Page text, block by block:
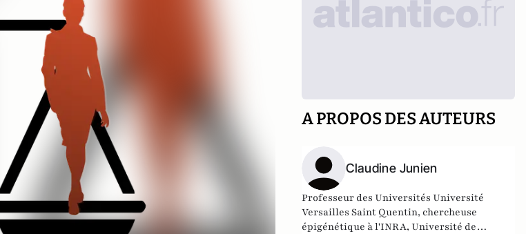
A PROPOS DES AUTEURS
Claudine Junien
Professeur des Universités Université
Versailles Saint Quentin, chercheuse
épigénétique à l'INRA, Université de